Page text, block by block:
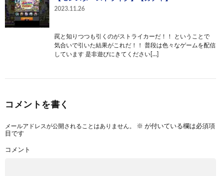
2023.11.26
罠と知りつつも引くのがストライカーだ！！ ということで
気合いで引いた結果がこれだ！！ 普段は色々なゲームを配信
しています 是非遊びにきてください[…]
コメントを書く
メールアドレスが公開されることはありません。 ※ が付いている欄は必須項
目です
コメント